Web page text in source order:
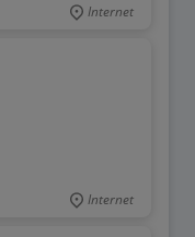
Internet
Internet